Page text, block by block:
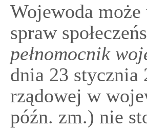
Wojewoda
spraw
pełnomocnik
dnia 23
rządowej w
późn. zm.) nie